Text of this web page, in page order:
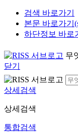
검색 바로가기
본문 바로가기
하단정보 바로
무
닫기
상세검색
상세검색
통합검색